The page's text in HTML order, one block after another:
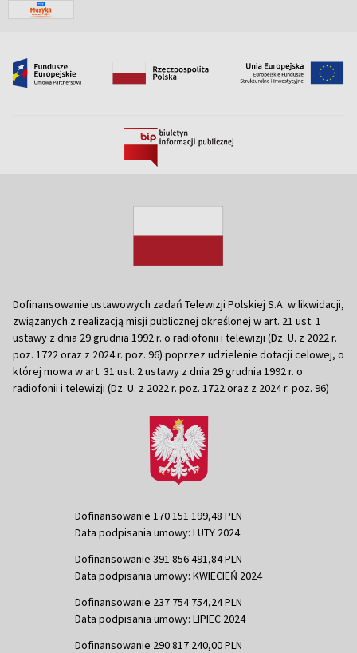
Dofinansowanie ustawowych zadań Telewizji Polskiej S.A. w likwidacji,
związanych z realizacją misji publicznej określonej w art. 21 ust. 1
ustawy z dnia 29 grudnia 1992 r. o radiofonii i telewizji (Dz. U. z 2022 r.
poz. 1722 oraz z 2024 r. poz. 96) poprzez udzielenie dotacji celowej, o
której mowa w art. 31 ust. 2 ustawy z dnia 29 grudnia 1992 r. o
radiofonii i telewizji (Dz. U. z 2022 r. poz. 1722 oraz z 2024 r. poz. 96)
Dofinansowanie 170 151 199,48 PLN
Data podpisania umowy: LUTY 2024
Dofinansowanie 391 856 491,84 PLN
Data podpisania umowy: KWIECIEŃ 2024
Dofinansowanie 237 754 754,24 PLN
Data podpisania umowy: LIPIEC 2024
Dofinansowanie 290 817 240,00 PLN